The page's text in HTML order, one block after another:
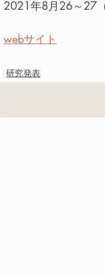
2021年8月26～27
webサイト
研究発表